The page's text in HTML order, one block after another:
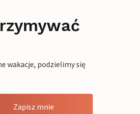
wakacje, podzielimy się
Zapisz mnie